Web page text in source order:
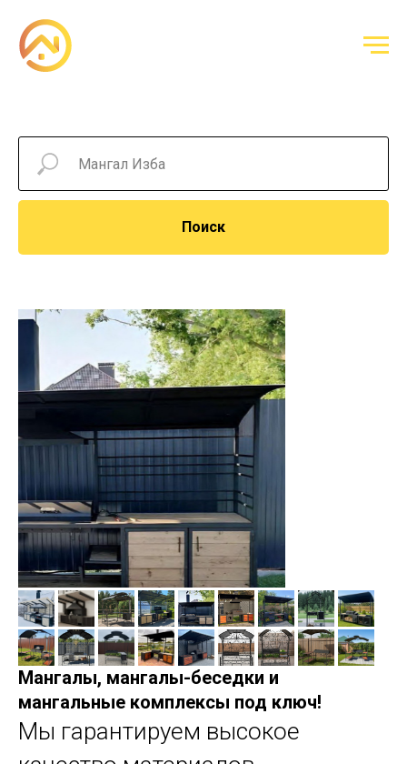
Поиск
Мангалы, мангалы-беседки и
мангальные комплексы под ключ!
Мы гарантируем высокое